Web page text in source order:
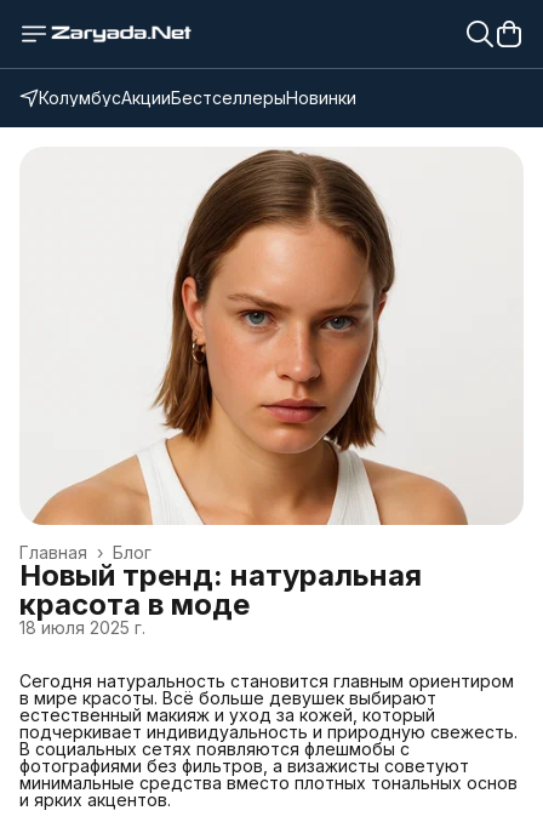
КолумбусАкцииБестселлерыНовинки
Блог
Главная ›
Новый тренд: натуральная
красота в моде
18 июля 2025 г.
Сегодня натуральность становится главным ориентиром
в мире красоты. Всё больше девушек выбирают
естественный макияж и уход за кожей, который
подчеркивает индивидуальность и природную свежесть.
В социальных сетях появляются флешмобы с
фотографиями без фильтров, а визажисты советуют
минимальные средства вместо плотных тональных основ
и ярких акцентов.